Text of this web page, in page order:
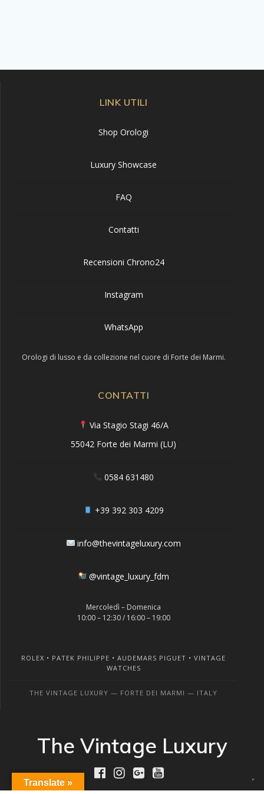
LINK UTILI
Shop Orologi
Luxury Showcase
FAQ
Contatti
Recensioni Chrono24
Instagram
WhatsApp
Orologi di lusso e da collezione nel cuore di Forte dei Marmi.
CONTATTI
Via Stagio Stagi 46/A
55042 Forte dei Marmi (LU)
0584 631480
+39 392 303 4209
info@thevintageluxury.com
@vintage_luxury_fdm
Mercoledì – Domenica
10:00 – 12:30 / 16:00 – 19:00
ROLEX • PATEK PHILIPPE • AUDEMARS PIGUET • VINTAGE
WATCHES
THE VINTAGE LUXURY — FORTE DEI MARMI — ITALY
The Vintage Luxury
Translate »